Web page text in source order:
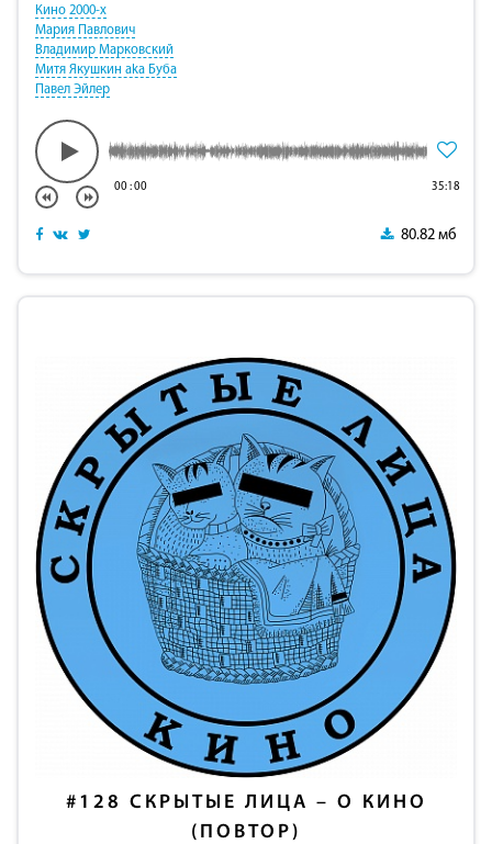
Кино 2000-х
Мария Павлович
Владимир Марковский
Митя Якушкин aka Буба
Павел Эйлер
00:00 35:18
80.82 мб
#128 СКРЫТЫЕ ЛИЦА – О КИНО
(ПОВТОР)